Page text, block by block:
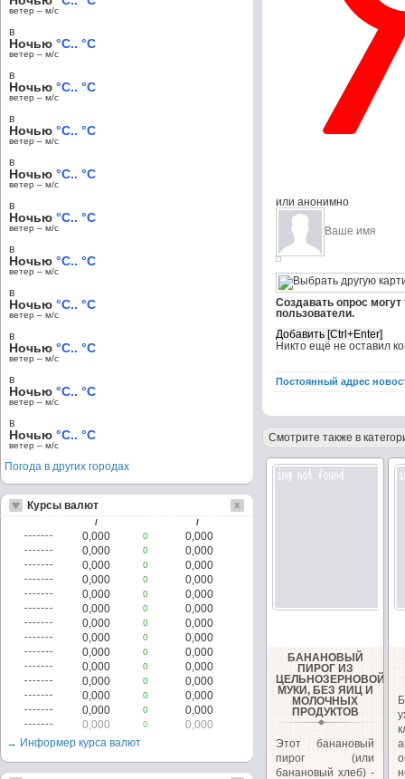
или анонимно
Создавать опрос
пользователи.
Никто ещё не оставил
Постоянный адрес
Смотрите также в
БАНАНОВЫЙ
ПИРОГ ИЗ
ЦЕЛЬНОЗЕРНОВОЙ
МУКИ, БЕЗ ЯИЦ И
МОЛОЧНЫХ
ПРОДУКТОВ
Этот банановый
пирог (или
банановый хлеб) -
ветер – м/c
в
Ночью °C.. °C
ветер – м/c
в
Ночью °C.. °C
ветер – м/c
в
Ночью °C.. °C
ветер – м/c
в
Ночью °C.. °C
ветер – м/c
в
Ночью °C.. °C
ветер – м/c
в
Ночью °C.. °C
ветер – м/c
в
Ночью °C.. °C
ветер – м/c
в
Ночью °C.. °C
ветер – м/c
в
Ночью °C.. °C
ветер – м/c
в
Ночью °C.. °C
ветер – м/c
Погода в других городах
Курсы валют
/ /
0,000 0
0,000
0,000
0
0,000
0,000
0
0,000
0,000
0
0,000
0,000
0
0,000
0,000
0
0,000
0,000
0
0,000
0,000
0
0,000
0,000
0
0,000
0,000
0
0,000
0,000
0
0,000
0,000
0
0,000
0,000
0
0,000
0,000
0
0,000
→ Информер курса валют